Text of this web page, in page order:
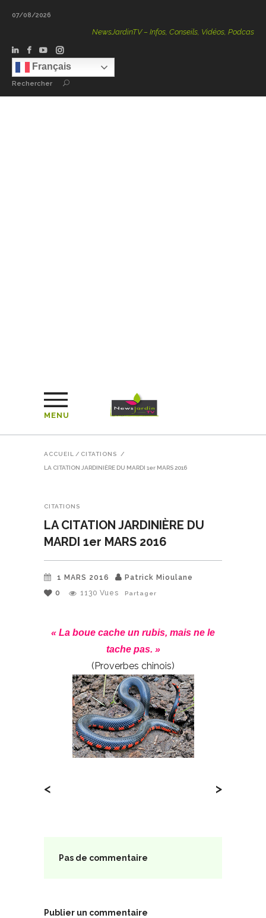
07/08/2026
NewsJardinTV – Infos, Conseils, Vidéos, Podcasts – 100 %
Français
Rechercher
MENU
ACCUEIL / CITATIONS /
LA CITATION JARDINIÈRE DU MARDI 1er MARS 2016
CITATIONS
LA CITATION JARDINIÈRE DU
MARDI 1er MARS 2016
1 MARS 2016
Patrick Mioulane
0
1130 Vues Partager
« La boue cache un rubis, mais ne le
tache pas. »
(Proverbes chinois)
< >
Pas de commentaire
Publier un commentaire